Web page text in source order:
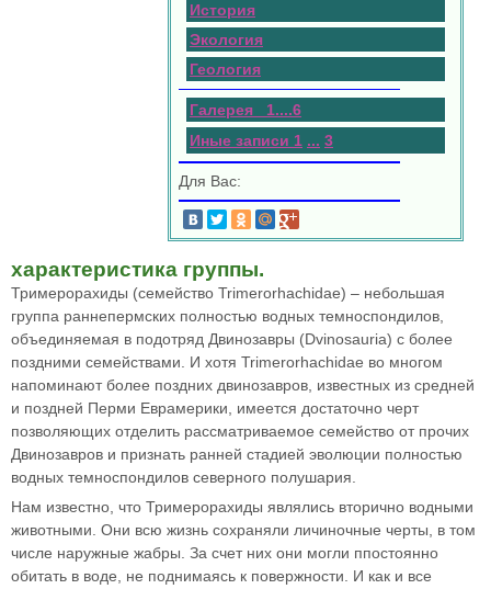
История
Экология
Геология
Галерея 1....6
Иные записи 1 ... 3
Для Вас:
характеристика группы.
Тримерорахиды (семейство Trimerorhachidae) – небольшая
группа раннепермских полностью водных темноспондилов,
объединяемая в подотряд Двинозавры (Dvinosauria) с более
поздними семействами. И хотя Trimerorhachidae во многом
напоминают более поздних двинозавров, известных из средней
и поздней Перми Еврамерики, имеется достаточно черт
позволяющих отделить рассматриваемое семейство от прочих
Двинозавров и признать ранней стадией эволюции полностью
водных темноспондилов северного полушария.
Нам известно, что Тримерорахиды являлись вторично водными
животными. Они всю жизнь сохраняли личиночные черты, в том
числе наружные жабры. За счет них они могли ппостоянно
обитать в воде, не поднимаясь к повержности. И как и все